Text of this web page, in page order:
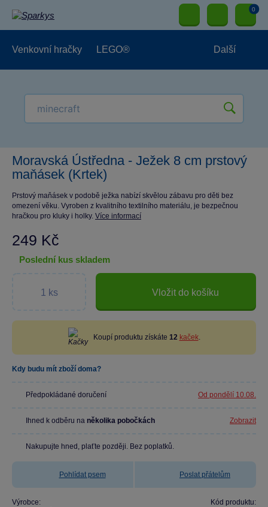
0
Venkovní hračky LEGO® Další
Moravská Ústředna - Ježek 8 cm prstový
maňásek (Krtek)
Prstový maňásek v podobě ježka nabízí skvělou zábavu pro děti bez
omezení věku. Vyroben z kvalitního textilního materiálu, je bezpečnou
hračkou pro kluky i holky. Více informací
249 Kč
poslední kus skladem
Vložit do košíku
Koupí produktu získáte 12 kaček.
Kdy budu mít zboží doma?
Předpokládané doručení Od pondělí 10.08.
Ihned k odběru na několika pobočkách Zobrazit
Nakupujte hned, plaťte později. Bez poplatků.
Pohlídat psem Poslat přátelům
Výrobce:
Kód produktu: